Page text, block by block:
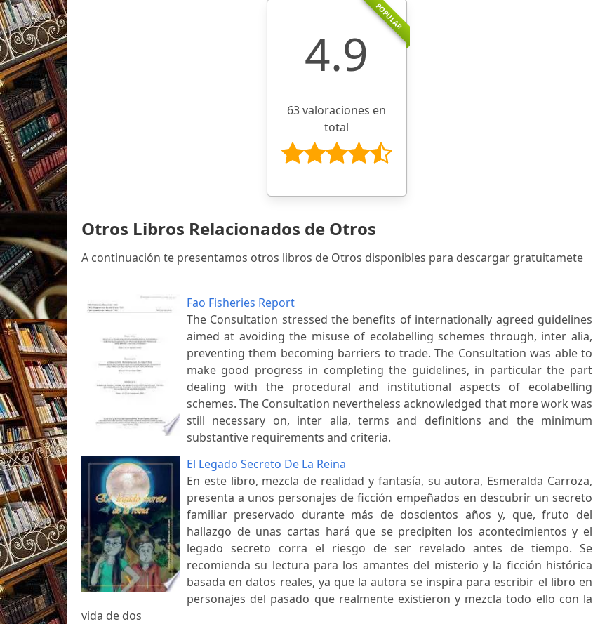
POPULAR
4.9
63 valoraciones en
total
Otros Libros Relacionados de Otros
A continuación te presentamos otros libros de Otros disponibles para descargar gratuitamete
Fao Fisheries Report
The Consultation stressed the benefits of internationally agreed guidelines
aimed at avoiding the misuse of ecolabelling schemes through, inter alia,
preventing them becoming barriers to trade. The Consultation was able to
make good progress in completing the guidelines, in particular the part
dealing with the procedural and institutional aspects of ecolabelling
schemes. The Consultation nevertheless acknowledged that more work was
still necessary on, inter alia, terms and definitions and the minimum
substantive requirements and criteria.
El Legado Secreto De La Reina
En este libro, mezcla de realidad y fantasía, su autora, Esmeralda Carroza,
presenta a unos personajes de ficción empeñados en descubrir un secreto
familiar preservado durante más de doscientos años y, que, fruto del
hallazgo de unas cartas hará que se precipiten los acontecimientos y el
legado secreto corra el riesgo de ser revelado antes de tiempo. Se
recomienda su lectura para los amantes del misterio y la ficción histórica
basada en datos reales, ya que la autora se inspira para escribir el libro en
personajes del pasado que realmente existieron y mezcla todo ello con la
vida de dos